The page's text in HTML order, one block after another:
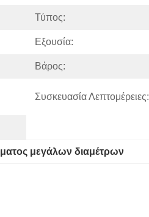
Τύπος:
Εξουσία:
Βάρος:
Συσκευασία Λεπτομέρειες:
μεγάλων διαμέτρων